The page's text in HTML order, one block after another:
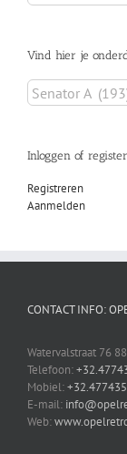
naar:
Vind hier je
Inloggen of
Registreren
Aanmelden
CONTACT INFO:
Watervalstraat 76
Telefoon:
Mobiel:
E-mail:
Web: